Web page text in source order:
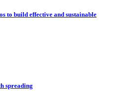
to build effective and sustainable
spreading